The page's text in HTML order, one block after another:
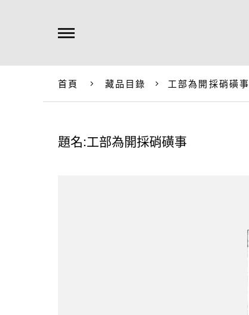
首頁 藏品目錄 工部為開採硝磺事
題名:工部為開採硝磺事